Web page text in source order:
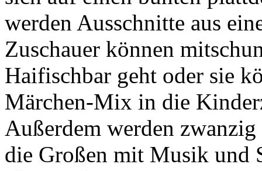
werden Ausschnitte aus
Zuschauer können
Haifischbar geht oder sie
Märchen-Mix in die
Außerdem werden
die Großen mit Musik und